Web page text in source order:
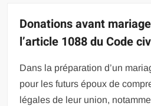
Donations avant
l’article 1088 du Code
Dans la préparation d’un
pour les futurs époux de
légales de leur union,